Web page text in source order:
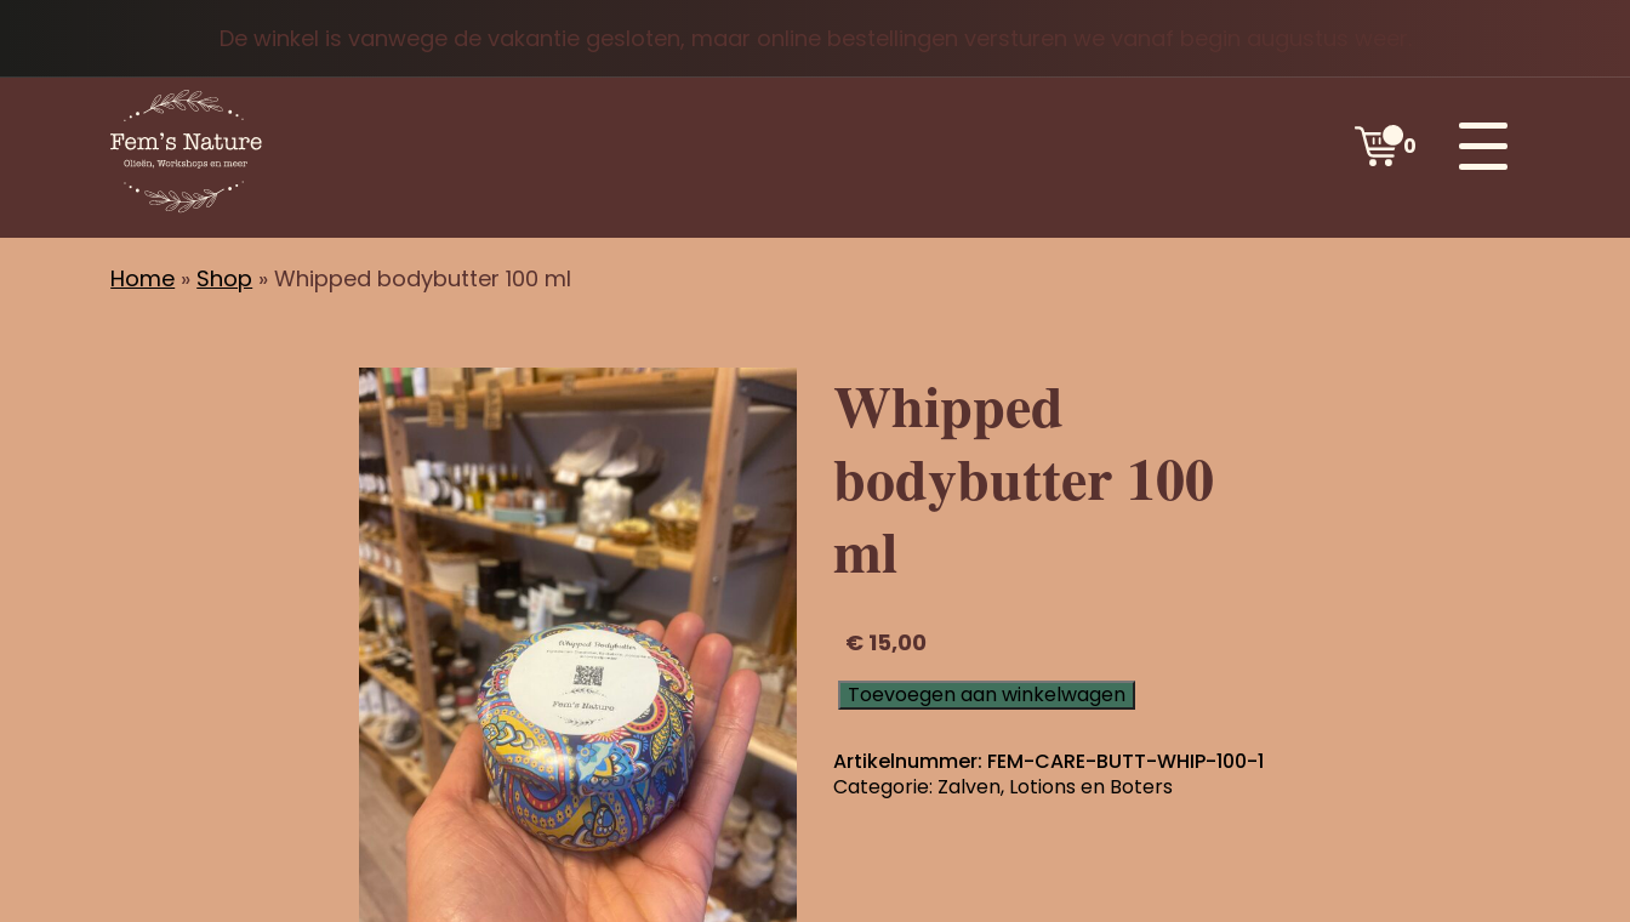
De winkel is vanwege de vakantie gesloten, maar online bestellingen versturen we vanaf begin augustus weer.
0
Home » Shop »Whipped bodybutter 100 ml
Whipped
bodybutter 100
ml
€ 15,00
Whipped
bodybutter
ml
aantal
Toevoegen aan winkelwagen
Artikelnummer: FEM-CARE-BUTT-WHIP-100-1
Categorie: Zalven, Lotions en Boters